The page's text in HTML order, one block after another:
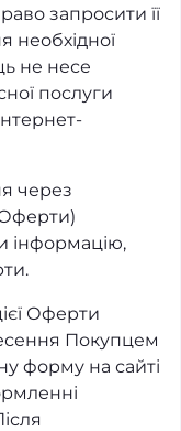
запросити її
необхідної
не несе
послуги
через
Оферти)
інформацію,
Оферти
Покупцем
форму на сайті